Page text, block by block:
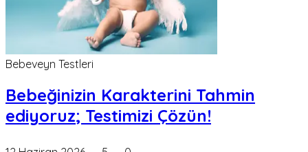
Bebeveyn Testleri
Bebeğinizin Karakterini Tahmin
ediyoruz; Testimizi Çözün!